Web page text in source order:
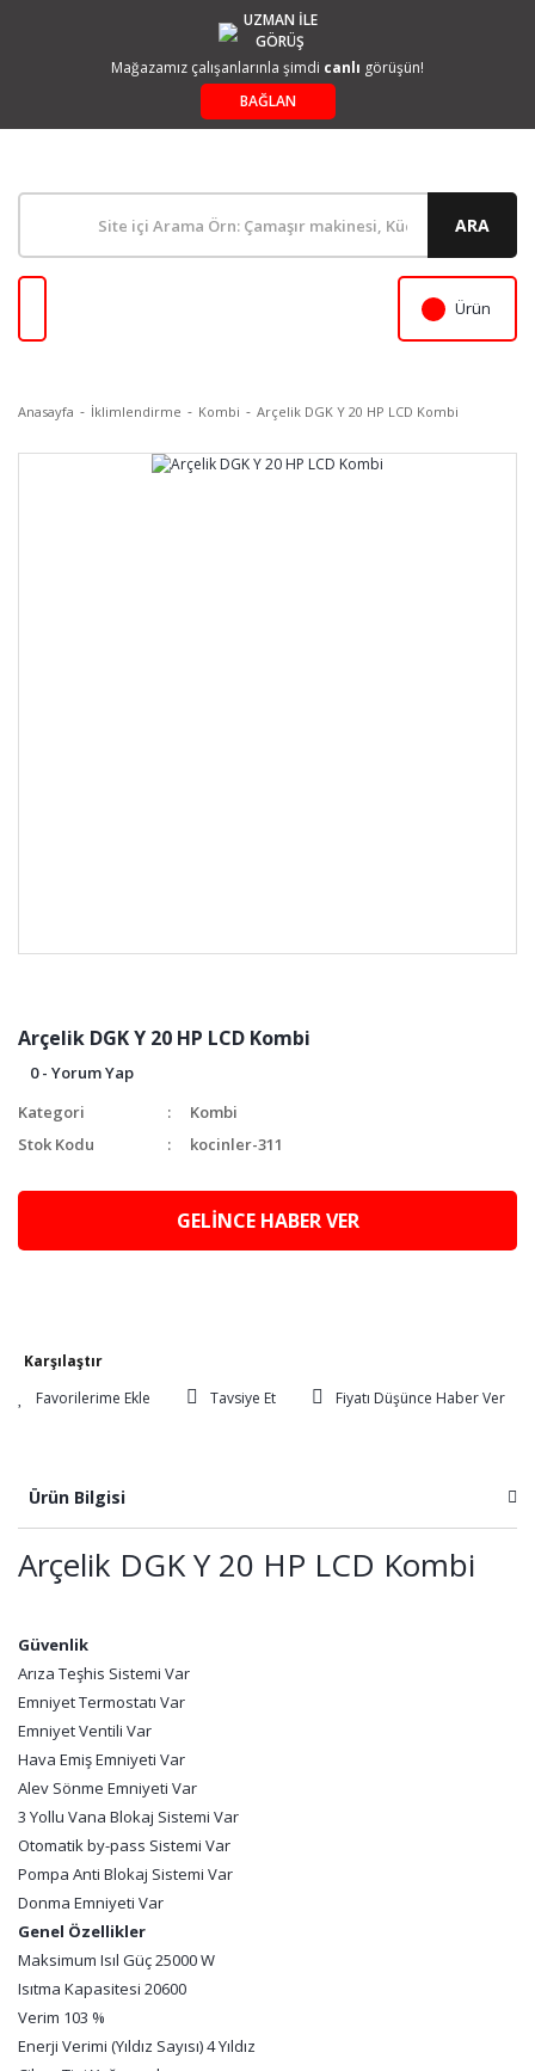
UZMAN İLE
GÖRÜŞ
Mağazamız çalışanlarınla şimdi canlı görüşün!
BAĞLAN
ARA
Ürün
Anasayfa İklimlendirme Kombi Arçelik DGK Y 20 HP LCD Kombi
Arçelik DGK Y 20 HP LCD Kombi
0 - Yorum Yap
Kategori
Kombi
Stok Kodu
kocinler-311
GELİNCE HABER VER
Karşılaştır
Tavsiye Et
Fiyatı Düşünce Haber Ver
Ürün Bilgisi
Arçelik DGK Y 20 HP LCD Kombi
Güvenlik
Arıza Teşhis Sistemi Var
Emniyet Termostatı Var
Emniyet Ventili Var
Hava Emiş Emniyeti Var
Alev Sönme Emniyeti Var
3 Yollu Vana Blokaj Sistemi Var
Otomatik by-pass Sistemi Var
Pompa Anti Blokaj Sistemi Var
Donma Emniyeti Var
Genel Özellikler
Maksimum Isıl Güç 25000 W
Isıtma Kapasitesi 20600
Verim 103 %
Enerji Verimi (Yıldız Sayısı) 4 Yıldız